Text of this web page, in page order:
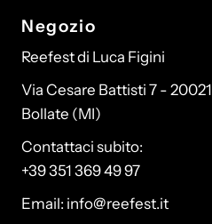
Negozio
Reefest di Luca Figini
Via Cesare Battisti 7 - 20021
Bollate (MI)
Contattaci subito:
+39 351 369 49 97
Email: info@reefest.it